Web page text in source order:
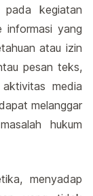
kegiatan
informasi yang
atau izin
pesan teks,
media
melanggar
hukum
menyadap